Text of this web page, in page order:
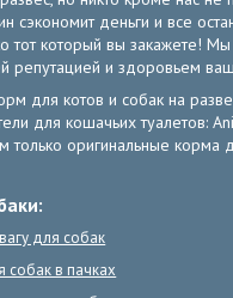
сэкономит деньги и все
тот который вы
репутацией и здоровьем
для котов и собак на
для кошачьих
оригинальные корма
для собак
собак в пачках